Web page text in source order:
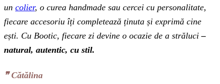
un colier, o curea handmade sau cercei cu personalitate,
fiecare accesoriu îți completează ținuta și exprimă cine
ești. Cu Bootic, fiecare zi devine o ocazie de a străluci –
natural, autentic, cu stil.
❞‬ Cătălina